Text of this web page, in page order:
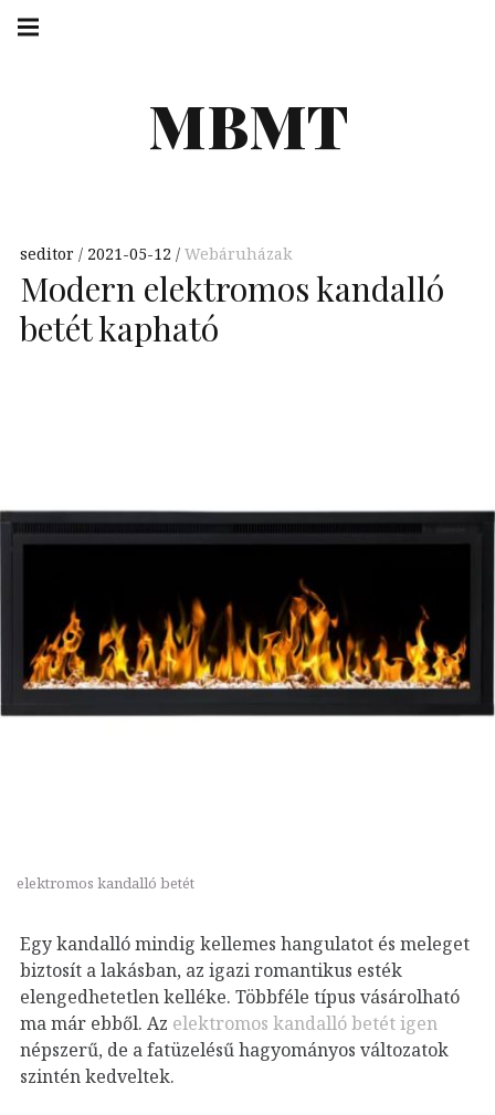
Skip
MBMT
navigation
seditor 2021-05-12 Webáruházak
Modern elektromos kandalló
betét kapható
elektromos kandalló betét
Egy kandalló mindig kellemes hangulatot és meleget
biztosít a lakásban, az igazi romantikus esték
elengedhetetlen kelléke. Többféle típus vásárolható
ma már ebből. Az elektromos kandalló betét igen
népszerű, de a fatüzelésű hagyományos változatok
szintén kedveltek.